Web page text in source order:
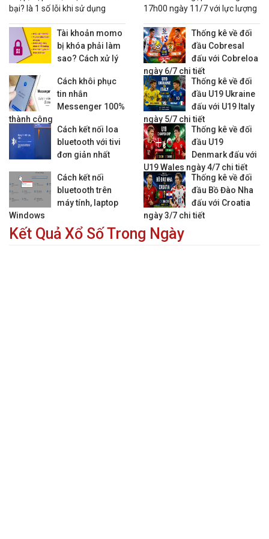
06:05
Deportivo Cali vsAguilas Doradas 0 : 1/2 0.78 1.03
Lịch + Kèo VĐQG Peru
03:00 Alianza Atletico vs Cienciano 0 : 1/4 0.98 0.90
Lịch + Kèo VĐQG Venezuela
02:30 Rayo Zuliano Anzoategui 0 : 0 0.79 0.91
04:00
Estu.Merida vs Zamora Barinas 0 : 1/4 0.94
Puerto Cabello Caracas 0 : 1/2 0.47 -0.78 0 :
Lịch + Kèo Hạng 2 Iceland
02:15 IR Reykjavik vsKF Aegir. Thor 0 : 1 1/4 0.86 0.96
Lịch + Kèo VĐ Nữ Châu Phi
bại? là 1 số lỗi khi sử dụng
cùng 1 lúc
Tài khoản momo
bị khóa phải làm
sao? Cách xử lý
Cách khôi phục
tin nhắn
Messenger 100%
thành công
Cách kết nối loa
bluetooth với tivi
đơn giản nhất
Cách kết nối
bluetooth trên
máy tính, laptop
Windows
17h00 ngày 11/7 với lực lượng
bóng lăn.
Thống kê về đối
đầu Cobresal
đấu với Cobreloa
ngày 6/7 chi tiết
Thống kê về đối
đầu U19 Ukraine
đấu với U19 Italy
ngày 5/7 chi tiết
Thống kê về đối
đầu U19
Denmark đấu với
U19 Wales ngày 4/7 chi tiết
Thống kê về đối
đầu Bồ Đào Nha
đấu với Croatia
ngày 3/7 chi tiết
Kết Quả Xổ Số Trong Ngày